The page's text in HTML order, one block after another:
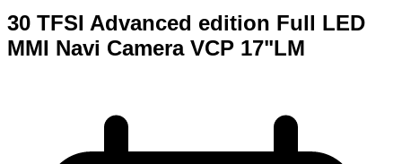
30 TFSI Advanced edition Full LED
MMI Navi Camera VCP 17"LM